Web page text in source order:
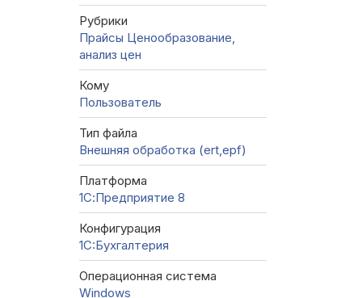
Рубрики
Прайсы Ценообразование,
анализ цен
Кому
Пользователь
Тип файла
Внешняя обработка (ert,epf)
Платформа
1С:Предприятие 8
Конфигурация
1C:Бухгалтерия
Операционная система
Windows